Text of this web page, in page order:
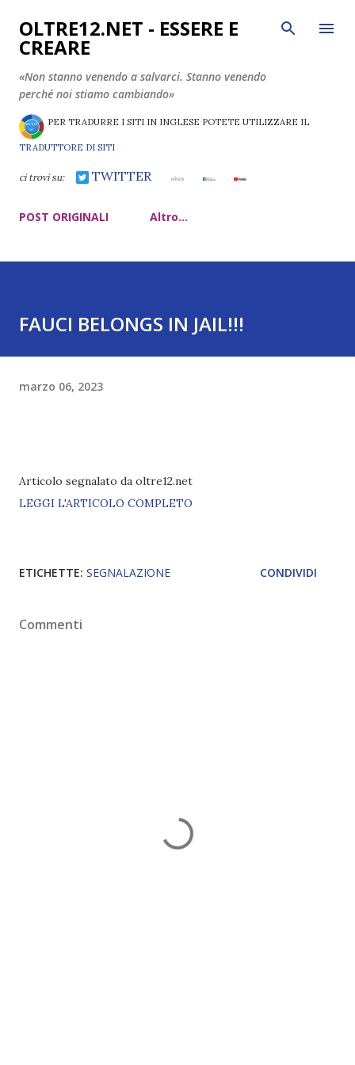
Passa ai contenuti principali
OLTRE12.NET - ESSERE E
CREARE
«Non stanno venendo a salvarci. Stanno venendo
perché noi stiamo cambiando»
PER TRADURRE I SITI IN INGLESE POTETE UTILIZZARE IL
TRADUTTORE DI SITI
ci trovi su: TWITTER
POST ORIGINALI Altro…
FAUCI BELONGS IN JAIL!!!
marzo 06, 2023
Articolo segnalato da oltre12.net
LEGGI L'ARTICOLO COMPLETO
ETICHETTE: SEGNALAZIONE CONDIVIDI
Commenti